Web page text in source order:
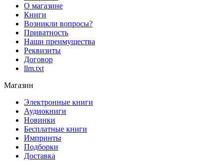
О магазине
Книги
Возникли вопросы?
Приватность
Наши преимущества
Реквизиты
Договор
llm.txt
Магазин
Электронные книги
Аудиокниги
Новинки
Бесплатные книги
Импринты
Подборки
Доставка